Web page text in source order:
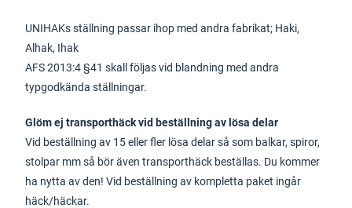
UNIHAKs ställning passar ihop med andra fabrikat; Haki,
Alhak, Ihak
AFS 2013:4 §41 skall följas vid blandning med andra
typgodkända ställningar.
Glöm ej transporthäck vid beställning av lösa delar
Vid beställning av 15 eller fler lösa delar så som balkar, spiror,
stolpar mm så bör även transporthäck beställas. Du kommer
ha nytta av den! Vid beställning av kompletta paket ingår
häck/häckar.